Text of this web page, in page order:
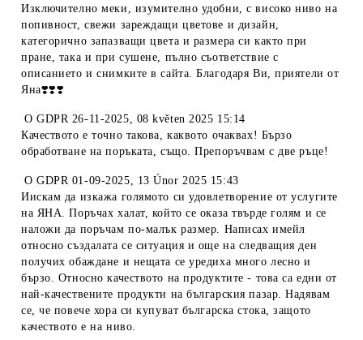
Изключително меки, изумително удобни, с високо ниво на
попивност, свежи зареждащи цветове и дизайн,
категорично запазващи цвета и размера си както при
пране, така и при сушене, пълно съответствие с
описанието и снимките в сайта. Благодаря Ви, приятели от
Яна❣️❣️❣️
OGDPR 26-11-2025, 08 květen 2025 15:14
Качеството е точно такова, каквото очаквах! Бързо
обработване на поръката, също. Препоръчвам с две ръце!
OGDPR 01-09-2025, 13 Únor 2025 15:43
Иискам да изкажа голямото си удовлетворение от услугите
на ЯНА. Поръчах халат, който се оказа твърде голям и се
наложи да поръчам по-малък размер. Написах имейл
относно създалата се ситуация и още на следващия ден
получих обаждане и нещата се уредиха много лесно и
бързо. Относно качеството на продуктите - това са едни от
най-качествените продукти на българския пазар. Надявам
се, че повече хора си купуват българска стока, защото
качеството е на ниво.